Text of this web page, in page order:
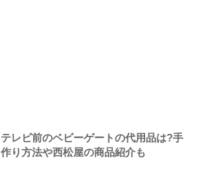
テレビ前のベビーゲートの代用品は?手
作り方法や西松屋の商品紹介も